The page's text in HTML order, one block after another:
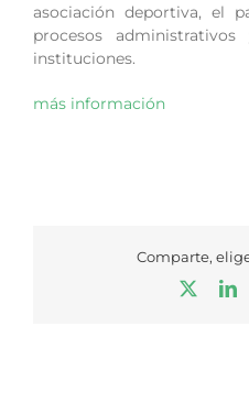
asociación deportiva, el
procesos
instituciones.
más información
Comparte,